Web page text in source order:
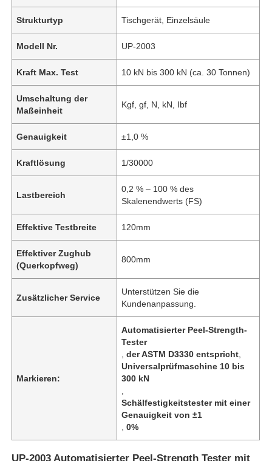
Strukturtyp Tischgerät, Einzelsäule
Modell Nr. UP-2003
Kraft Max. Test 10 kN bis 300 kN (ca. 30 Tonnen)
Umschaltung der
Maßeinheit
Kgf, gf, N, kN, Ibf
Genauigkeit ±1,0 %
Kraftlösung 1/30000
Lastbereich
0,2 % – 100 % des
Skalenendwerts (FS)
Effektive Testbreite 120mm
Effektiver Zughub
(Querkopfweg)
800mm
Zusätzlicher Service
Unterstützen Sie die
Kundenanpassung.
Markieren:
Automatisierter Peel-Strength-
Tester
,der ASTM D3330 entspricht
Universalprüfmaschine 10 bis
300 kN
Schälfestigkeitstester mit einer
Genauigkeit von ±1
,0%
UP-2003 Automatisierter Peel-Strength Tester mit